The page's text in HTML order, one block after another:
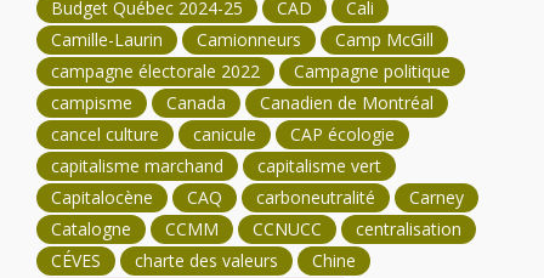
Budget Québec 2024-25
CAD
Cali
Camille-Laurin
Camionneurs
Camp McGill
campagne électorale 2022
Campagne politique
campisme
Canada
Canadien de Montréal
cancel culture
canicule
CAP écologie
capitalisme marchand
capitalisme vert
Capitalocène
CAQ carboneutralité
Carney
Catalogne
CCMM CCNUCC
centralisation
CÉVES
charte des valeurs
Chine